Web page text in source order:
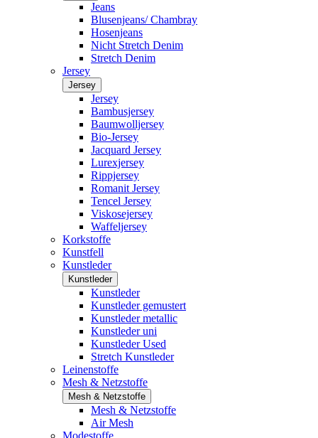
Jeans
Blusenjeans/ Chambray
Hosenjeans
Nicht Stretch Denim
Stretch Denim
Jersey
Jersey
Jersey
Bambusjersey
Baumwolljersey
Bio-Jersey
Jacquard Jersey
Lurexjersey
Rippjersey
Romanit Jersey
Tencel Jersey
Viskosejersey
Waffeljersey
Korkstoffe
Kunstfell
Kunstleder
Kunstleder
Kunstleder
Kunstleder gemustert
Kunstleder metallic
Kunstleder uni
Kunstleder Used
Stretch Kunstleder
Leinenstoffe
Mesh & Netzstoffe
Mesh & Netzstoffe
Mesh & Netzstoffe
Air Mesh
Modestoffe